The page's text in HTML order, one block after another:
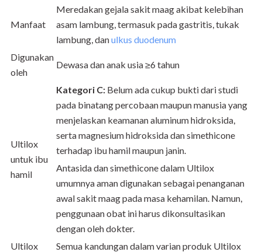
Manfaat
Meredakan gejala sakit maag akibat kelebihan
asam lambung, termasuk pada gastritis, tukak
lambung, danulkus duodenum
Digunakan
oleh
Dewasa dan anak usia ≥6 tahun
Ultilox
untuk ibu
hamil
Kategori C: Belum ada cukup bukti dari studi
pada binatang percobaan maupun manusia yang
menjelaskan keamanan aluminum hidroksida,
serta magnesium hidroksida dan simethicone
terhadap ibu hamil maupun janin.
Antasida dan simethicone dalam Ultilox
umumnya aman digunakan sebagai penanganan
awal sakit maag pada masa kehamilan. Namun,
penggunaan obat ini harus dikonsultasikan
dengan oleh dokter.
Ultilox
Semua kandungan dalam varian produk Ultilox